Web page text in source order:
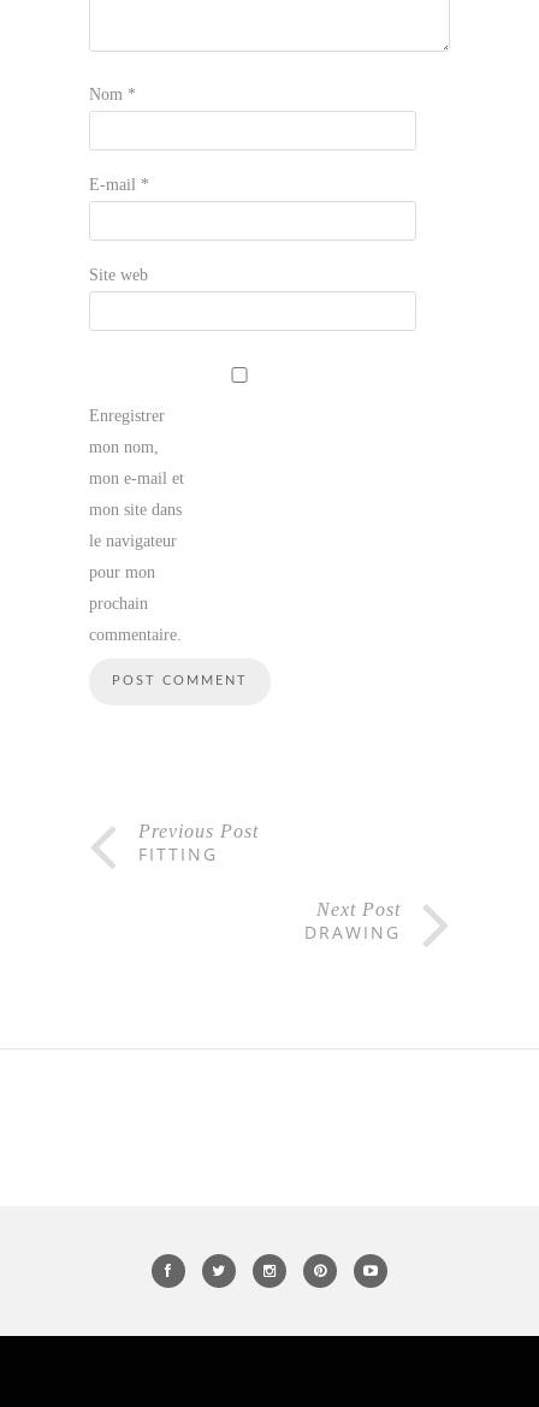
Nom *
E-mail *
Site web
Enregistrer
mon nom,
mon e-mail et
mon site dans
le navigateur
pour mon
prochain
commentaire.
Previous Post
FITTING
Next Post
DRAWING